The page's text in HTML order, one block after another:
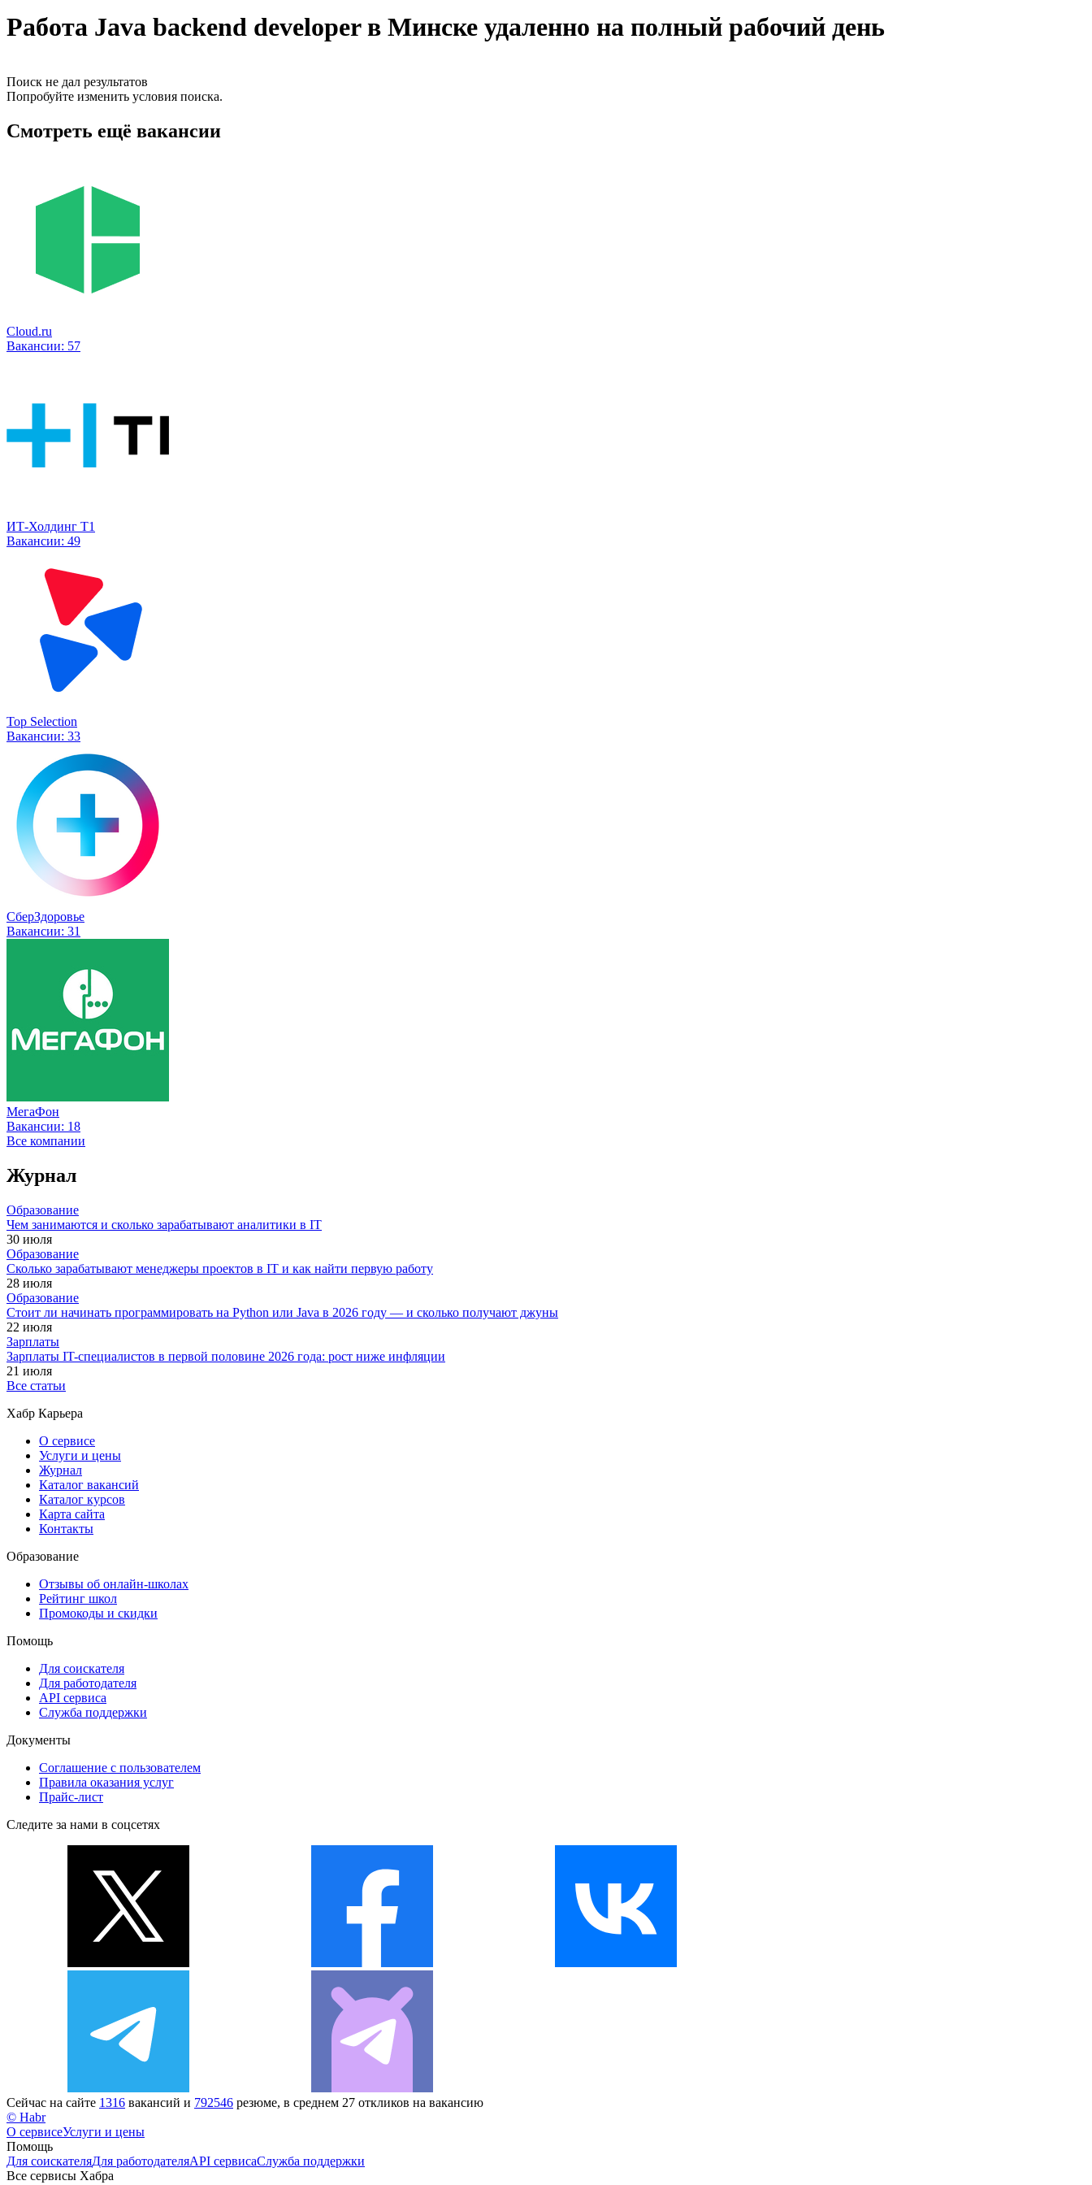
Работа Java backend developer в Минске удаленно на полный рабочий день
Поиск не дал результатов
Попробуйте изменить условия поиска.
Смотреть ещё вакансии
Cloud.ru
Вакансии: 57
ИТ-Холдинг Т1
Вакансии: 49
Top Selection
Вакансии: 33
СберЗдоровье
Вакансии: 31
МегаФон
Вакансии: 18
Все компании
Журнал
Образование
Чем занимаются и сколько зарабатывают аналитики в IT
30 июля
Образование
Сколько зарабатывают менеджеры проектов в IT и как найти первую работу
28 июля
Образование
Стоит ли начинать программировать на Python или Java в 2026 году — и сколько получают джуны
22 июля
Зарплаты
Зарплаты IT-специалистов в первой половине 2026 года: рост ниже инфляции
21 июля
Все статьи
Хабр Карьера
О сервисе
Услуги и цены
Журнал
Каталог вакансий
Каталог курсов
Карта сайта
Контакты
Образование
Отзывы об онлайн-школах
Рейтинг школ
Промокоды и скидки
Помощь
Для соискателя
Для работодателя
API сервиса
Служба поддержки
Документы
Соглашение с пользователем
Правила оказания услуг
Прайс-лист
Следите за нами в соцсетях
Сейчас на сайте 1316 вакансий и 792546 резюме, в среднем 27 откликов на вакансию
© Habr
О сервисеУслуги и цены
Помощь
Для соискателяДля работодателяAPI сервисаСлужба поддержки
Все сервисы Хабра